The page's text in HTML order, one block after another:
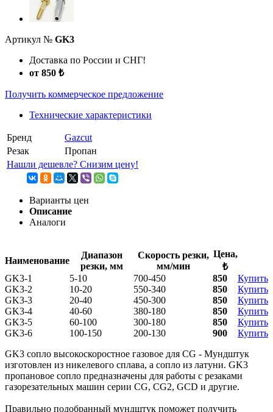
Артикул № GK3
Доставка по России и СНГ!
от 850 ₺
Получить коммерческое предложение
Технические характеристики
Бренд
Gazcut
Резак
Пропан
Нашли дешевле? Снизим цену!
Варианты цен
Описание
Аналоги
Наименование
Диапазон
резки, мм
Скорость резки,
мм/мин
Цена,
₺
GK3-1
5-10 700-450 850
Купить
GK3-2
10-20 550-340 850
Купить
GK3-3
20-40 450-300 850
Купить
GK3-4
40-60 380-180 850
Купить
GK3-5
60-100 300-180 850
Купить
GK3-6
100-150 200-130 900
Купить
GK3 сопло высокоскоростное газовое для CG - Мундштук
изготовлен из никелевого сплава, а сопло из латуни. GK3
пропановое сопло предназначены для работы с резаками
газорезательных машин серии CG, CG2, GCD и другие.
Правильно подобранный мундштук поможет получить